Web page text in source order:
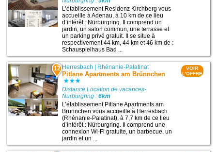
L’établissement Residenz Kirchberg vous
accueille à Adenau, à 10 km de ce lieu
d’intérêt : Nürburgring. Il comprend un
jardin, un salon commun, une terrasse et
un parking privé gratuit. Il se situe à
respectivement 44 km, 44 km et 46 km de :
Schauspielhaus Bad ...
12 Herresbach | Rhénanie-Palatinat
Pitlane Apartments am Brünnchen
Distance Location de vacances-
Nürburgring :6km
L’établissement Pitlane Apartments am
Brünnchen vous accueille à Herresbach
(Rhénanie-Palatinat), à 7,7 km de ce lieu
d’intérêt : Nürburgring. Il comprend une
connexion Wi-Fi gratuite, un barbecue, un
jardin et un ...
VOIR
L'OFFRE